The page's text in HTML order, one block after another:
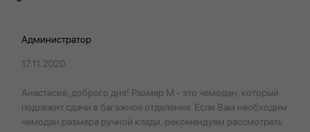
Администратор
17.11.2020
Анастасия, доброго дня! Размер М - это чемодан, который
подлежит сдачи в багажное отделение. Если Вам необходим
чемодан размера ручной клади, рекомендуем рассмотреть